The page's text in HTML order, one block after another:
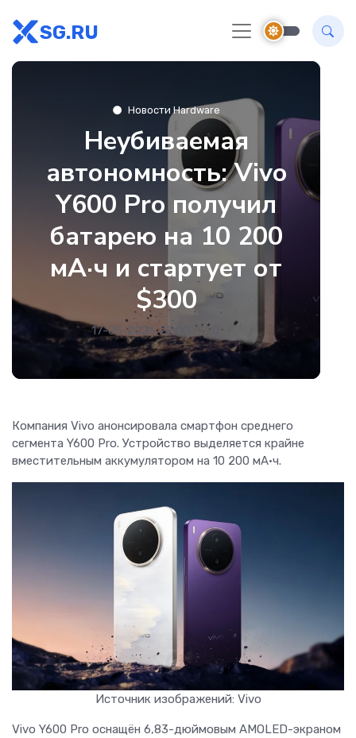
SG.RU
Новости Hardware
Неубиваемая
автономность: Vivo
Y600 Pro получил
батарею на 10 200
мА·ч и стартует от
$300
17-05-2026 22:00
Компания Vivo анонсировала смартфон среднего
сегмента Y600 Pro. Устройство выделяется крайне
вместительным аккумулятором на 10 200 мА·ч.
Источник изображений: Vivo
Vivo Y600 Pro оснащён 6,83-дюймовым AMOLED-экраном